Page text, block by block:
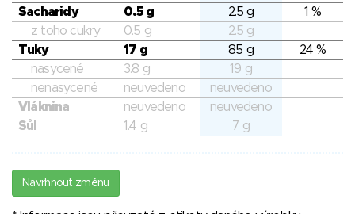
Sacharidy
0.5 g 2.5 g
1 %
z toho cukry
0.5 g
2.5 g
Tuky
17 g 85 g
24 %
nasycené
3.8 g
19 g
nenasycené
neuvedeno
neuvedeno
Vláknina
neuvedeno
neuvedeno
Sůl
1.4 g 7 g
Navrhnout změnu